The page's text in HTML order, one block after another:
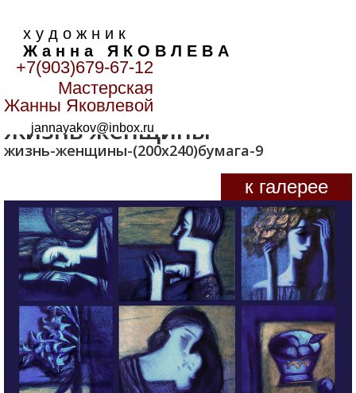
х у д о ж н и к
Ж а н н а Я К О В Л Е В А
+7(903)679-67-12
Мастерская
Жанны Яковлевой
jannayakov@inbox.ru
Главная>Лики>Жизнь женщины
Жизнь женщины
жизнь-женщины-(200х240)бумага-9
к галерее